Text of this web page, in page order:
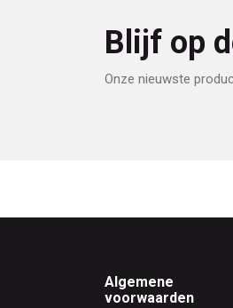
Blijf op
Onze nieuwste
Footer
Algemene
voorwaarden